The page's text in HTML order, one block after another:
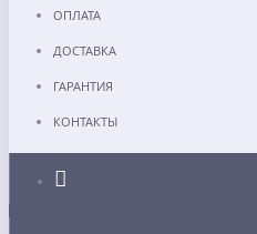
ОПЛАТА
ДОСТАВКА
ГАРАНТИЯ
КОНТАКТЫ